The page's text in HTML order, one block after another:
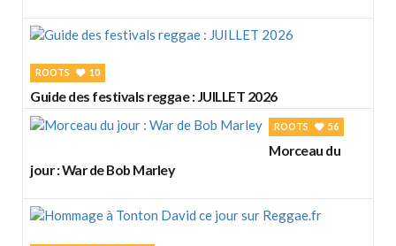
ROOTS 10
Guide des festivals reggae : JUILLET 2026
ROOTS 56
Morceau du
jour : War de Bob Marley